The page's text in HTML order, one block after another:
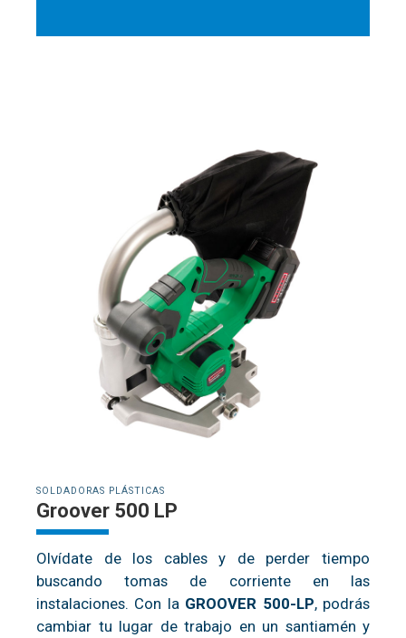
SOLDADORAS PLÁSTICAS
Groover 500 LP
Olvídate de los cables y de perder tiempo
buscando tomas de corriente en las
instalaciones. Con la GROOVER 500-LP, podrás
cambiar tu lugar de trabajo en un santiamén y